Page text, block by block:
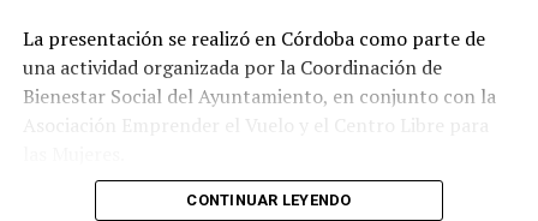
con la edad y experiencia de los participantes.
Indicó que existen divisiones infantiles, juveniles y para
adultos, con reglas específicas para cada categoría, por
dentro de esquemas considerados formativos.
La presentación se realizó en Córdoba como parte de
una actividad organizada por la Coordinación de
Bienestar Social del Ayuntamiento, en conjunto con la
Asociación Emprender el Vuelo y el Centro Libre para
El encuentro reunió a autoridades y representantes de
CONTINUAR LEYENDO